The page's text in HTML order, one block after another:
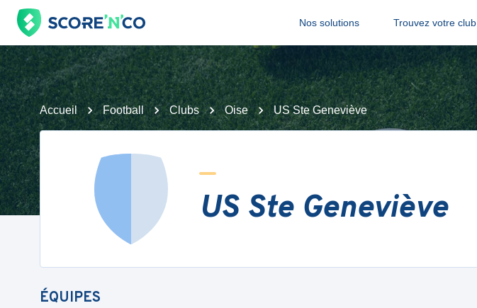
Nos solutions Trouvez votre club
Accueil Football Clubs Oise US Ste Geneviève
US Ste Geneviève
ÉQUIPES